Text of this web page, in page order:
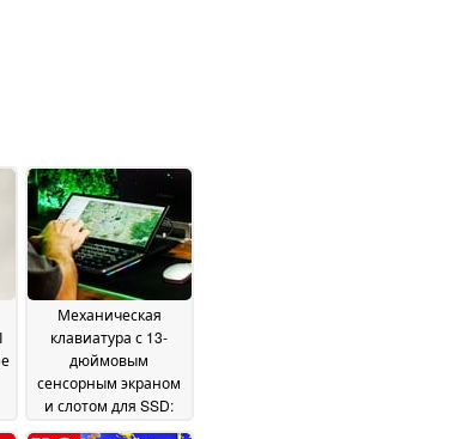
Механическая
клавиатура с 13-
дюймовым
сенсорным экраном
и слотом для SSD: